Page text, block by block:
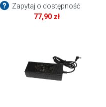
Zapytaj o dostępność
77,90 zł